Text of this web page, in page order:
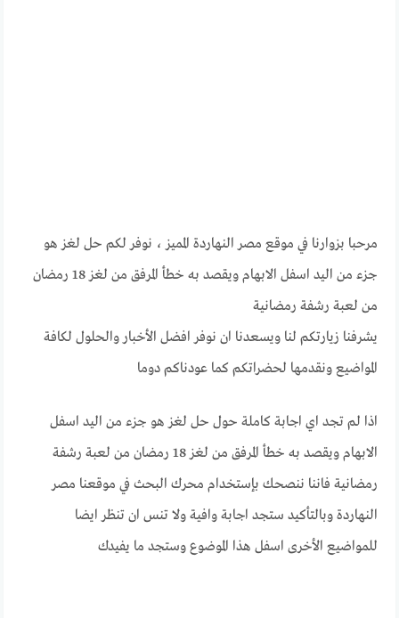
مرحبا بزوارنا في موقع مصر النهاردة المميز ، نوفر لكم حل لغز هو
جزء من اليد اسفل الابهام ويقصد به خطأ المرفق من لغز 18 رمضان
من لعبة رشفة رمضانية
يشرفنا زيارتكم لنا ويسعدنا ان نوفر افضل الأخبار والحلول لكافة
المواضيع ونقدمها لحضراتكم كما عودناكم دوما
اذا لم تجد اي اجابة كاملة حول حل لغز هو جزء من اليد اسفل
الابهام ويقصد به خطأ المرفق من لغز 18 رمضان من لعبة رشفة
رمضانية فاننا ننصحك بإستخدام محرك البحث في موقعنا مصر
النهاردة وبالتأكيد ستجد اجابة وافية ولا تنس ان تنظر ايضا
للمواضيع الأخرى اسفل هذا الموضوع وستجد ما يفيدك